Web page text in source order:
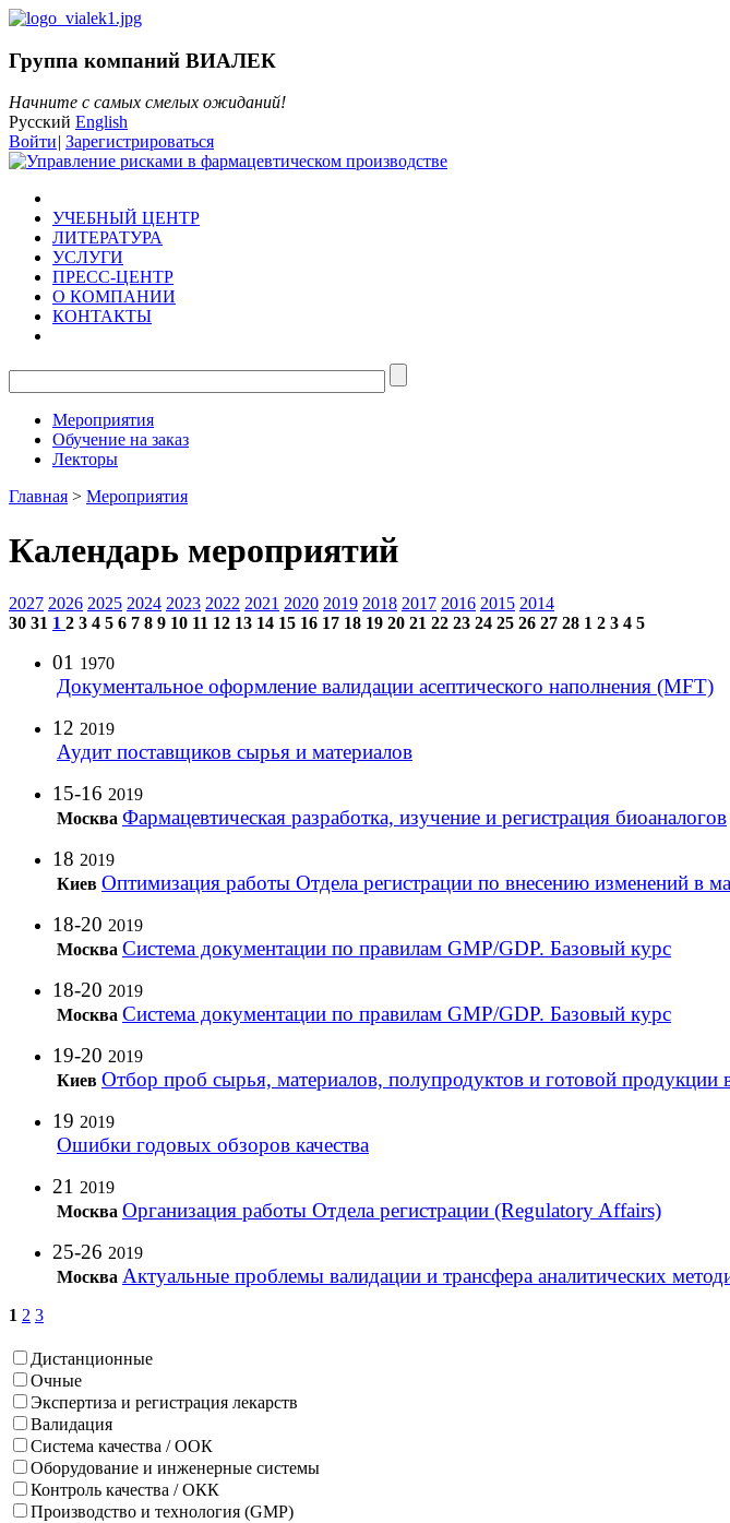
Группа компаний ВИАЛЕК
Начните с самых смелых ожиданий!
Русский English
Войти| Зарегистрироваться
УЧЕБНЫЙ ЦЕНТР
ЛИТЕРАТУРА
УСЛУГИ
ПРЕСС-ЦЕНТР
О КОМПАНИИ
КОНТАКТЫ
Мероприятия
Обучение на заказ
Лекторы
Главная > Мероприятия
Календарь мероприятий
2027 2026 2025 2024 2023 2022 2021 2020 2019 2018 2017 2016 2015 2014
30 31 1 2 3 4 5 6 7 8 9 10 11 12 13 14 15 16 17 18 19 20 21 22 23 24 25 26 27 28 1 2 3 4 5
01 1970
Документальное оформление валидации асептического наполнения (MFT)
12 2019
Аудит поставщиков сырья и материалов
15-16 2019
Москва Фармацевтическая разработка, изучение и регистрация биоаналогов
18 2019
Киев Оптимизация работы Отдела регистрации по внесению изменений в
18-20 2019
Москва Система документации по правилам GMP/GDP. Базовый курс
18-20 2019
Москва Система документации по правилам GMP/GDP. Базовый курс
19-20 2019
Киев Отбор проб сырья, материалов, полупродуктов и готовой продукции
19 2019
Ошибки годовых обзоров качества
21 2019
Москва Организация работы Отдела регистрации (Regulatory Affairs)
25-26 2019
Москва Актуальные проблемы валидации и трансфера аналитических
1 2 3
Дистанционные
Очные
Экспертиза и регистрация лекарств
Валидация
Система качества / ООК
Оборудование и инженерные системы
Контроль качества / ОКК
Производство и технология (GMP)